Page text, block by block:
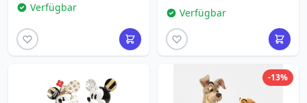
Verfügbar
Verfügbar
-13%